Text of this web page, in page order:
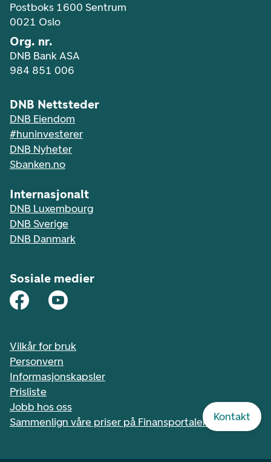
Kontakt
Postboks 1600 Sentrum
0021 Oslo
Org. nr.
DNB Bank ASA
984 851 006
DNB Nettsteder
DNB Eiendom
#huninvesterer
DNB Nyheter
Sbanken.no
Internasjonalt
DNB Luxembourg
DNB Sverige
DNB Danmark
Sosiale medier
Vilkår for bruk
Personvern
Informasjonskapsler
Prisliste
Jobb hos oss
Sammenlign våre priser på Finansportalen.no